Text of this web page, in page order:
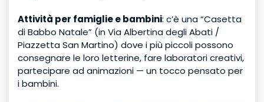
Attività per famiglie e bambini: c’è una “Casetta
di Babbo Natale” (in Via Albertina degli Abati /
Piazzetta San Martino) dove i più piccoli possono
consegnare le loro letterine, fare laboratori creativi,
partecipare ad animazioni — un tocco pensato per
i bambini.